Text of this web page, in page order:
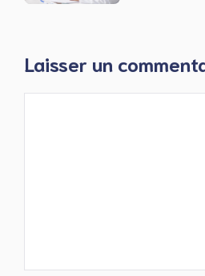
Laisser un